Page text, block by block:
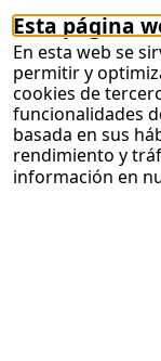
Esta página
En esta web se
permitir y
cookies de
funcionalidades
basada en sus
rendimiento y
información en